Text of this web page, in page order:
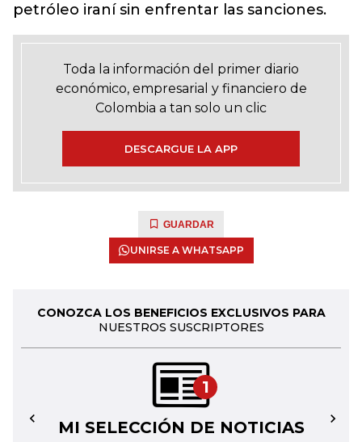
petróleo iraní sin enfrentar las sanciones.
Toda la información del primer diario
económico, empresarial y financiero de
Colombia a tan solo un clic
DESCARGUE LA APP
GUARDAR
UNIRSE A WHATSAPP
CONOZCA LOS BENEFICIOS EXCLUSIVOS PARA
NUESTROS SUSCRIPTORES
1
MI SELECCIÓN DE NOTICIAS
← →